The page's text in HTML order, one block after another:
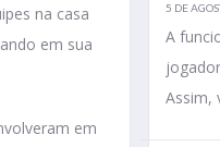
na casa
em sua
em
5 DE
A
Assim,